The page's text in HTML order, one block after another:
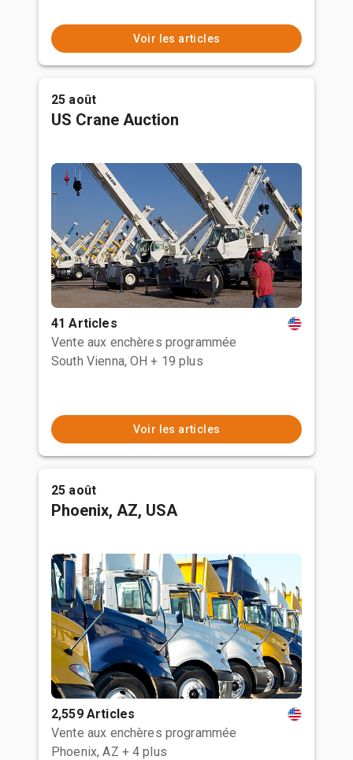
Voir les articles
25 août
US Crane Auction
41 Articles
Vente aux enchères programmée
South Vienna, OH + 19 plus
Voir les articles
25 août
Phoenix, AZ, USA
2,559 Articles
Vente aux enchères programmée
Phoenix, AZ + 4 plus